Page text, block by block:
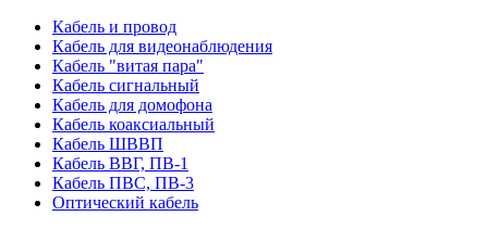
Кабель и провод
Кабель для видеонаблюдения
Кабель "витая пара"
Кабель сигнальный
Кабель для домофона
Кабель коаксиальный
Кабель ШВВП
Кабель ВВГ, ПВ-1
Кабель ПВС, ПВ-3
Оптический кабель